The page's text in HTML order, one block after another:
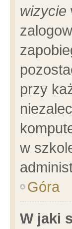
wizycie
przy
w
Góra
W jaki